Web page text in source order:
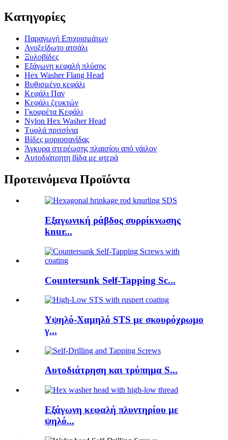
Κατηγορίες
Παραγωγή Επιχρισμάτων
Ανοξείδωτο ατσάλι
Ξυλοβίδες
Εξάγωνη κεφαλή πλύσης
Hex Washer Flang Head
Βυθισμένο κεφάλι
Κεφάλι Παν
Κεφάλι ζευκτών
Γκοφρέτα Κεφάλι
Nylon Hex Washer Head
Τυφλά πριτσίνια
Βίδες μοριοσανίδας
Άγκυρα στερέωσης πλαισίου από νάιλον
Αυτοδιάτρητη βίδα με φτερά
Προτεινόμενα Προϊόντα
Εξαγωνική ράβδος συρρίκνωσης
knur...
Countersunk Self-Tapping Sc...
Υψηλό-Χαμηλό STS με σκουρόχρωμο
γ...
Αυτοδιάτρηση και τρύπημα S...
Εξάγωνη κεφαλή πλυντηρίου με
ψηλό...